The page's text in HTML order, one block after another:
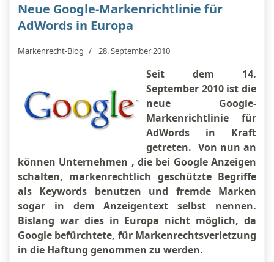
Neue Google-Markenrichtlinie für
AdWords in Europa
Markenrecht-Blog 28. September 2010
Seit dem 14.
September 2010 ist die
neueGoogle-
Markenrichtlinie für
AdWords in Kraft
getreten. Von nun an
können Unternehmen , die bei Google Anzeigen
schalten, markenrechtlich geschützte Begriffe
als Keywords benutzen und fremde Marken
sogar in dem Anzeigentext selbst nennen.
Bislang war dies in Europa nicht möglich, da
Google befürchtete, für Markenrechtsverletzung
in die Haftung genommen zu werden.